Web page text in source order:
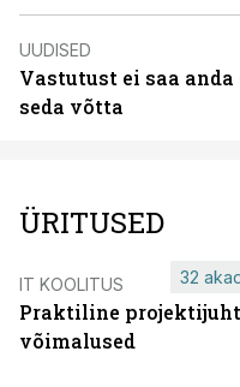
UUDISED
Vastutust ei saa
seda võtta
ÜRITUSED
IT KOOLITUS
Praktiline
võimalused
32